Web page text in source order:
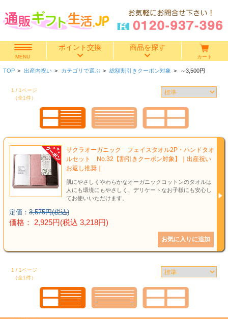
MENU
ポイント交換 商品を探す
香典返し
出産内祝い
結婚内祝い
結婚引き出物
結婚祝い
新築祝い
初盆・新盆
カート
TOP > 出産内祝い > カテゴリで選ぶ > 総額割引きクーポン対象 > ～3,500円
1 / 1ページ
（全1件）
サクラオーガニック フェイスタオル2P・ハンドタオ
ルセット No.32【割引きクーポン対象】｜出産祝い
お返し推奨｜
肌にやさしくやわらかなオーガニックコットンのタオルは
人にも環境にもやさしく、デリケートなお子様にも安心し
てお使いいただけます。
定価： 3,575円(税込)
価格： 2,925円(税込 3,218円)
1 / 1ページ
（全1件）